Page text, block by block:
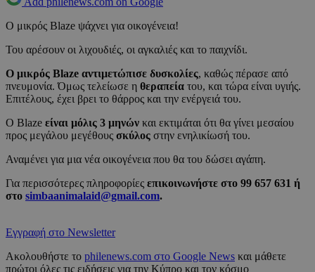
O μικρός Blaze ψάχνει για οικογένεια!
Του αρέσουν οι λιχουδιές, οι αγκαλιές και το παιχνίδι.
Ο μικρός Blaze αντιμετώπισε δυσκολίες, καθώς πέρασε από
πνευμονία. Όμως τελείωσε η θεραπεία του, και τώρα είναι υγιής.
Επιτέλους, έχει βρει το θάρρος και την ενέργειά του.
Ο Blaze είναι μόλις 3 μηνών και εκτιμάται ότι θα γίνει μεσαίου
προς μεγάλου μεγέθους σκύλος στην ενηλικίωσή του.
Αναμένει για μια νέα οικογένεια που θα του δώσει αγάπη.
Για περισσότερες πληροφορίες επικοινωνήστε στο 99 657 631 ή
στο simbaanimalaid@gmail.com.
Εγγραφή στο Newsletter
Ακολουθήστε το philenews.com στο Google News και μάθετε
πρώτοι όλες τις ειδήσεις για την Κύπρο και τον κόσμο